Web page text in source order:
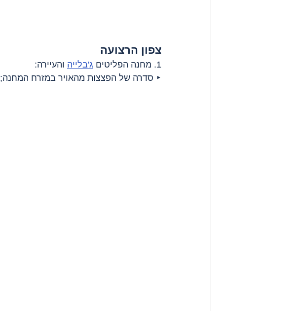
צפון הרצועה
1. מחנה הפליטים ג'בלייה והעיירה:
‣ סדרה של הפצצות מהאויר במזרח המחנה;